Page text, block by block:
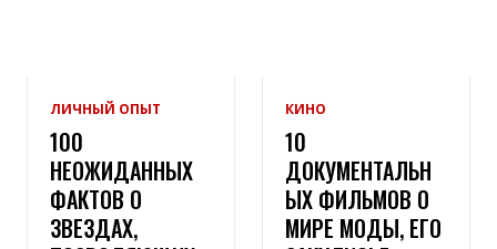
ЛИЧНЫЙ ОПЫТ
100
НЕОЖИДАННЫХ
ФАКТОВ О
ЗВЕЗДАХ,
КИНО
10
ДОКУМЕНТАЛЬН
ЫХ ФИЛЬМОВ О
МИРЕ МОДЫ, ЕГО